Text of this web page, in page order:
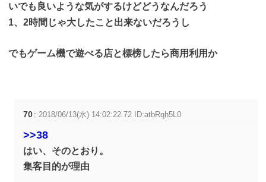
いでも良いような気がするけどどうなんだろう
1、2時間じゃ大したこと出来ないだろうし
でもゲーム機で遊べる店と標榜したら商用利用か
70 : 2018/06/13(水) 14:02:22.72 ID:atbRqh5L0
>>38
はい、そのとおり。
集客目的が理由